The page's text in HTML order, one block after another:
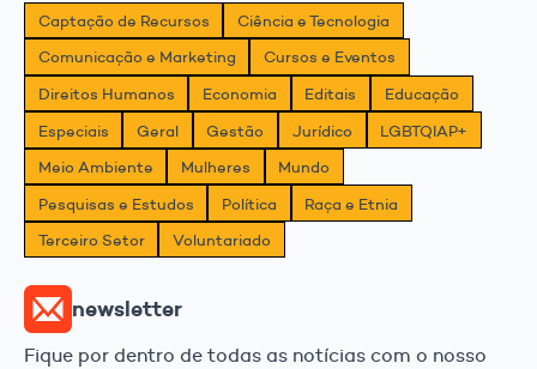
Captação de Recursos
Ciência e Tecnologia
Comunicação e Marketing
Cursos e Eventos
Direitos Humanos
Economia Editais
Educação
Especiais
Geral Gestão Jurídico
LGBTQIAP+
Meio Ambiente
Mulheres
Mundo
Pesquisas e Estudos
Política
Raça e Etnia
Terceiro Setor
Voluntariado
newsletter
Fique por dentro de todas as notícias com o nosso